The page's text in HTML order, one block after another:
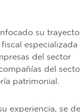
su
especializada
del sector
del
patrimonial.
experiencia, se